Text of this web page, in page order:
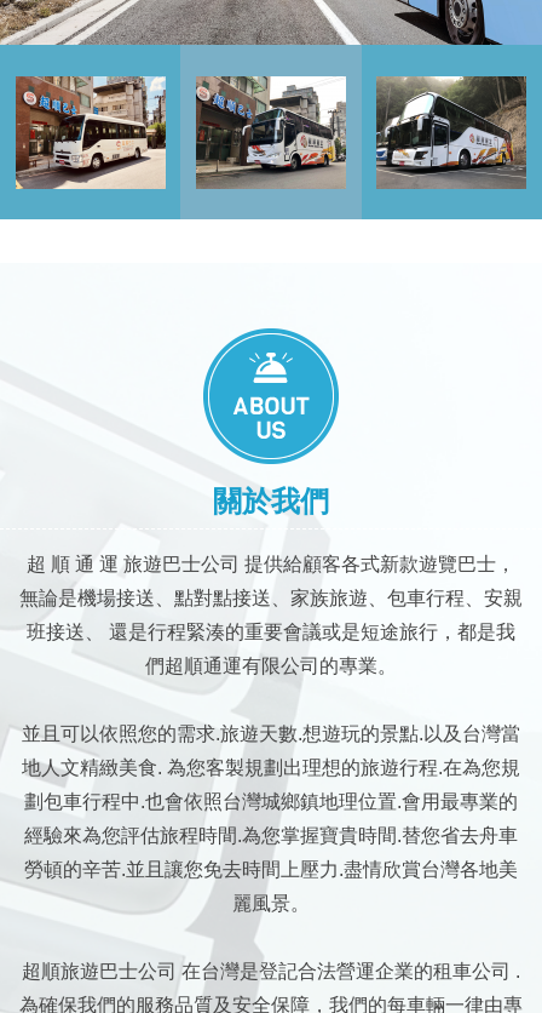
關於我們
超 順 通 運 旅遊巴士公司 提供給顧客各式新款遊覽巴士，
無論是機場接送、點對點接送、家族旅遊、包車行程、安親
班接送、 還是行程緊湊的重要會議或是短途旅行，都是我
們超順通運有限公司的專業。
並且可以依照您的需求.旅遊天數.想遊玩的景點.以及台灣當
地人文精緻美食. 為您客製規劃出理想的旅遊行程.在為您規
劃包車行程中.也會依照台灣城鄉鎮地理位置.會用最專業的
經驗來為您評估旅程時間.為您掌握寶貴時間.替您省去舟車
勞頓的辛苦.並且讓您免去時間上壓力.盡情欣賞台灣各地美
麗風景。
超順旅遊巴士公司 在台灣是登記合法營運企業的租車公司 .
為確保我們的服務品質及安全保障，我們的每車輛一律由專